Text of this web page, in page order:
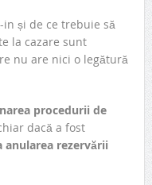
și de ce trebuie să
la cazare sunt
nu are nici o legătură
procedurii de
dacă a fost
anularea rezervării